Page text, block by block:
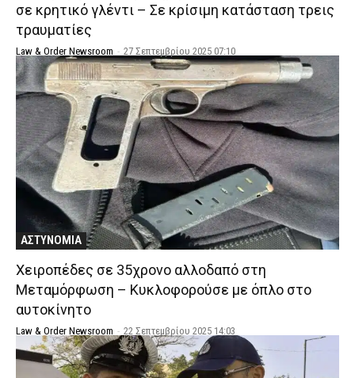
σε κρητικό γλέντι – Σε κρίσιμη κατάσταση τρεις
τραυματίες
Law & Order Newsroom - 27 Σεπτεμβρίου 2025 07:10
ΑΣΤΥΝΟΜΙΑ
Χειροπέδες σε 35χρονο αλλοδαπό στη
Μεταμόρφωση – Κυκλοφορούσε με όπλο στο
αυτοκίνητο
Law & Order Newsroom - 22 Σεπτεμβρίου 2025 14:03